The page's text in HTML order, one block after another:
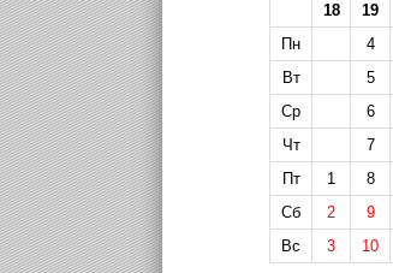
18 19
Пн
4
Вт
5
Ср
6
Чт
7
Пт
1 8
Сб
2 9
Вс
3 10